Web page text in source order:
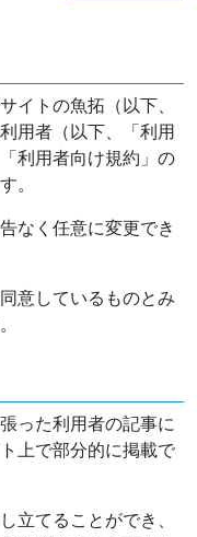
イトの魚拓（以下、
用者（以下、「利用
利用者向け規約」の
。
なく任意に変更でき
意しているものとみ
った利用者の記事に
上で部分的に掲載で
立てることができ、